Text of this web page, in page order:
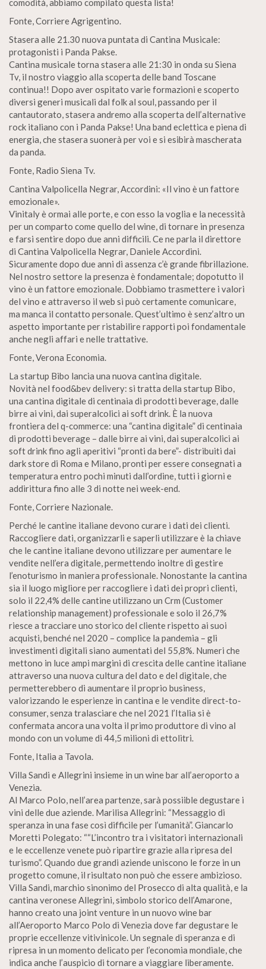
comodità, abbiamo compilato questa lista!
Fonte, Corriere Agrigentino.
Stasera alle 21.30 nuova puntata di Cantina Musicale:
protagonisti i Panda Pakse.
Cantina musicale torna stasera alle 21:30 in onda su Siena
Tv, il nostro viaggio alla scoperta delle band Toscane
continua!! Dopo aver ospitato varie formazioni e scoperto
diversi generi musicali dal folk al soul, passando per il
cantautorato, stasera andremo alla scoperta dell’alternative
rock italiano con i Panda Pakse! Una band eclettica e piena di
energia, che stasera suonerà per voi e si esibirà mascherata
da panda.
Fonte, Radio Siena Tv.
Cantina Valpolicella Negrar, Accordini: «Il vino è un fattore
emozionale».
Vinitaly è ormai alle porte, e con esso la voglia e la necessità
per un comparto come quello del wine, di tornare in presenza
e farsi sentire dopo due anni difficili. Ce ne parla il direttore
di Cantina Valpolicella Negrar, Daniele Accordini.
Sicuramente dopo due anni di assenza c’è grande fibrillazione.
Nel nostro settore la presenza è fondamentale; dopotutto il
vino è un fattore emozionale. Dobbiamo trasmettere i valori
del vino e attraverso il web si può certamente comunicare,
ma manca il contatto personale. Quest’ultimo è senz’altro un
aspetto importante per ristabilire rapporti poi fondamentale
anche negli affari e nelle trattative.
Fonte, Verona Economia.
La startup Bibo lancia una nuova cantina digitale.
Novità nel food&bev delivery: si tratta della startup Bibo,
una cantina digitale di centinaia di prodotti beverage, dalle
birre ai vini, dai superalcolici ai soft drink. È la nuova
frontiera del q-commerce: una “cantina digitale” di centinaia
di prodotti beverage – dalle birre ai vini, dai superalcolici ai
soft drink fino agli aperitivi “pronti da bere”- distribuiti dai
dark store di Roma e Milano, pronti per essere consegnati a
temperatura entro pochi minuti dall’ordine, tutti i giorni e
addirittura fino alle 3 di notte nei week-end.
Fonte, Corriere Nazionale.
Perché le cantine italiane devono curare i dati dei clienti.
Raccogliere dati, organizzarli e saperli utilizzare è la chiave
che le cantine italiane devono utilizzare per aumentare le
vendite nell’era digitale, permettendo inoltre di gestire
l’enoturismo in maniera professionale. Nonostante la cantina
sia il luogo migliore per raccogliere i dati dei propri clienti,
solo il 22,4% delle cantine utilizzano un Crm (Customer
relationship management) professionale e solo il 26,7%
riesce a tracciare uno storico del cliente rispetto ai suoi
acquisti, benché nel 2020 – complice la pandemia – gli
investimenti digitali siano aumentati del 55,8%. Numeri che
mettono in luce ampi margini di crescita delle cantine italiane
attraverso una nuova cultura del dato e del digitale, che
permetterebbero di aumentare il proprio business,
valorizzando le esperienze in cantina e le vendite direct-to-
consumer, senza tralasciare che nel 2021 l’Italia si è
confermata ancora una volta il primo produttore di vino al
mondo con un volume di 44,5 milioni di ettolitri.
Fonte, Italia a Tavola.
Villa Sandi e Allegrini insieme in un wine bar all’aeroporto a
Venezia.
Al Marco Polo, nell’area partenze, sarà possiible degustare i
vini delle due aziende. Marilisa Allegrini: “Messaggio di
speranza in una fase così difficile per l’umanità”. Giancarlo
Moretti Polegato: ““L’incontro tra i visitatori internazionali
e le eccellenze venete può ripartire grazie alla ripresa del
turismo”. Quando due grandi aziende uniscono le forze in un
progetto comune, il risultato non può che essere ambizioso.
Villa Sandi, marchio sinonimo del Prosecco di alta qualità, e la
cantina veronese Allegrini, simbolo storico dell’Amarone,
hanno creato una joint venture in un nuovo wine bar
all’Aeroporto Marco Polo di Venezia dove far degustare le
proprie eccellenze vitivinicole. Un segnale di speranza e di
ripresa in un momento delicato per l’economia mondiale, che
indica anche l’auspicio di tornare a viaggiare liberamente.